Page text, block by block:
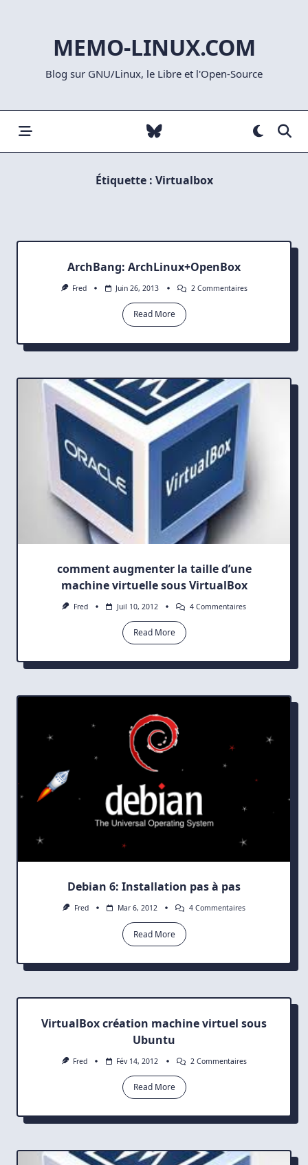
MEMO-LINUX.COM
Blog sur GNU/Linux, le Libre et l'Open-Source
Étiquette : Virtualbox
ArchBang: ArchLinux+OpenBox
Fred Juin 26, 2013 2 CommentairesSur
Read More
comment augmenter la taille d’une
machine virtuelle sous VirtualBox
Fred Juil 10, 2012 4 CommentairesSur
Machine
VirtualBox
Read More
Debian 6: Installation pas à pas
Fred Mar 6, 2012 4 CommentairesSur
Pas
Read More
VirtualBox création machine virtuel sous
Ubuntu
Fred Fév 14, 2012 2 CommentairesSur
Ubuntu
Read More